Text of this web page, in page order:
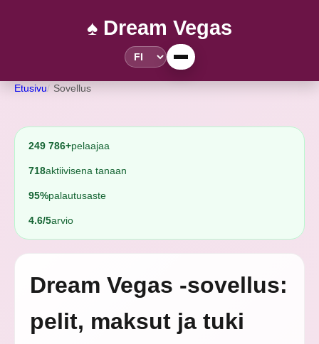
♠️ Dream Vegas
Etusivu Sovellus
249 786+pelaajaa
718aktiivisena tanaan
95%palautusaste
4.6/5arvio
Dream Vegas -sovellus:
pelit, maksut ja tuki